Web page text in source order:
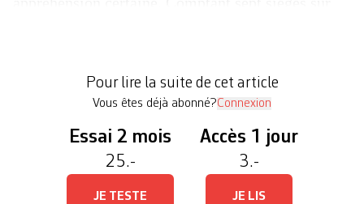
1 PS. , les deux partis alliés […]
Pour lire la suite de cet article
Vous êtes déjà abonné?Connexion
Essai 2 mois
25.-
JE TESTE
Accès 1 jour
3.-
JE LIS